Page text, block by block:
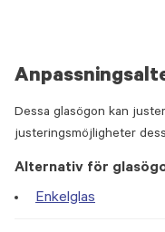
Dessa glasögon kan
justeringsmöjligheter
Alternativ för
Enkelglas